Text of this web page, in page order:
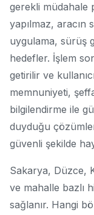
gerekli müdahale
yapılmaz, aracın
uygulama, sürüş
hedefler. İşlem
getirilir ve
memnuniyeti,
bilgilendirme ile
duyduğu
güvenli şekilde
Sakarya, Düzce,
ve mahalle bazlı
sağlanır. Hangi